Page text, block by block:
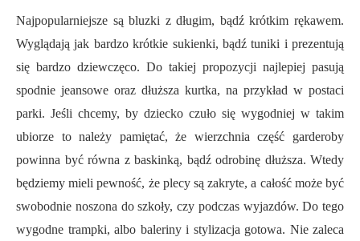
Najpopularniejsze są bluzki z długim, bądź krótkim rękawem.
Wyglądają jak bardzo krótkie sukienki, bądź tuniki i prezentują
się bardzo dziewczęco. Do takiej propozycji najlepiej pasują
spodnie jeansowe oraz dłuższa kurtka, na przykład w postaci
parki. Jeśli chcemy, by dziecko czuło się wygodniej w takim
ubiorze to należy pamiętać, że wierzchnia część garderoby
powinna być równa z baskinką, bądź odrobinę dłuższa. Wtedy
będziemy mieli pewność, że plecy są zakryte, a całość może być
swobodnie noszona do szkoły, czy podczas wyjazdów. Do tego
wygodne trampki, albo baleriny i stylizacja gotowa. Nie zaleca